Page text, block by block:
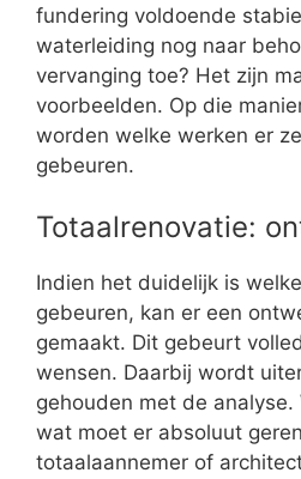
fundering voldoende
waterleiding nog naar
vervanging toe? Het zijn
voorbeelden. Op die
worden welke werken er
gebeuren.
Totaalrenovatie:
Indien het duidelijk is
gebeuren, kan er een
gemaakt. Dit gebeurt
wensen. Daarbij wordt
gehouden met de analyse.
wat moet er absoluut
totaalaannemer of